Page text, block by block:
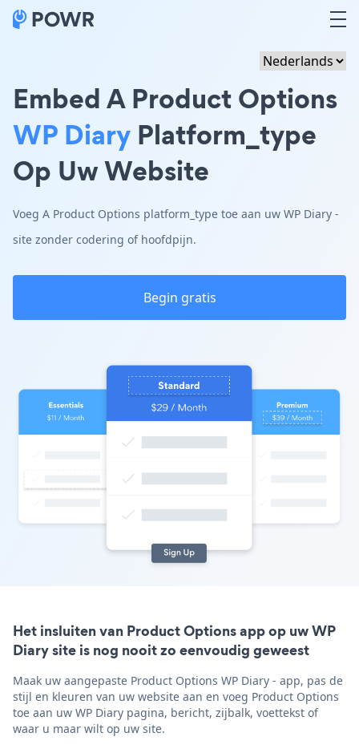
Embed A Product Options
WP Diary Platform_type
Op Uw Website
Voeg A Product Options platform_type toe aan uw WP Diary -
site zonder codering of hoofdpijn.
Begin gratis
Het insluiten van Product Options app op uw WP
Diary site is nog nooit zo eenvoudig geweest
Maak uw aangepaste Product Options WP Diary - app, pas de
stijl en kleuren van uw website aan en voeg Product Options
toe aan uw WP Diary pagina, bericht, zijbalk, voettekst of
waar u maar wilt op uw site.